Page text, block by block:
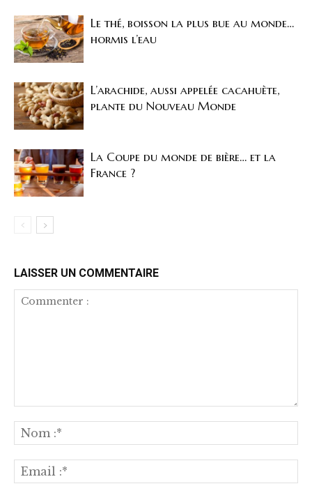
Le thé, boisson la plus bue au monde…
hormis l’eau
L’arachide, aussi appelée cacahuète,
plante du Nouveau Monde
La Coupe du monde de bière… et la
France ?
LAISSER UN COMMENTAIRE